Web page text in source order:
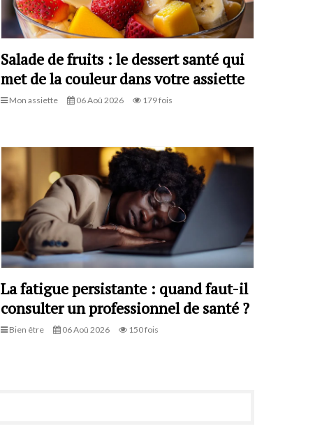
Salade de fruits : le dessert santé qui
met de la couleur dans votre assiette
Mon assiette 06 Aoû 2026 179 fois
La fatigue persistante : quand faut-il
consulter un professionnel de santé ?
Bien être 06 Aoû 2026 150 fois